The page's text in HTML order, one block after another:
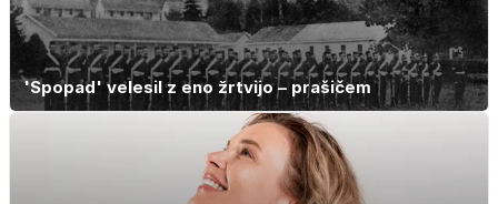
'Spopad' velesil z eno žrtvijo – prašičem